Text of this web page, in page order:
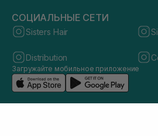
СОЦИАЛЬНЫЕ СЕТИ
Sisters Hair
Distribution
Загружайте мобильное приложение